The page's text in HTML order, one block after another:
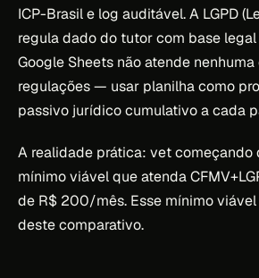
ICP-Brasil e log auditável. A LGPD
regula dado do tutor com base
Google Sheets não atende
regulações — usar planilha como
passivo jurídico cumulativo a cada
A realidade prática: vet começando
mínimo viável que atenda
de R$ 200/mês. Esse mínimo viável
deste comparativo.